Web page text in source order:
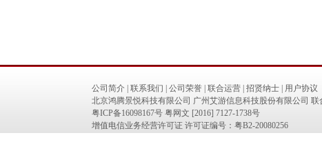
公司简介 联系我们 公司荣誉 联合运营 招贤纳士
用户协议
北京鸿腾景悦科技有限公司 广州艾游信息科技股份有限公司 联
粤ICP备16098167号 粤网文 [2016] 7127-1738号
增值电信业务经营许可证 许可证编号：粤B2-20080256